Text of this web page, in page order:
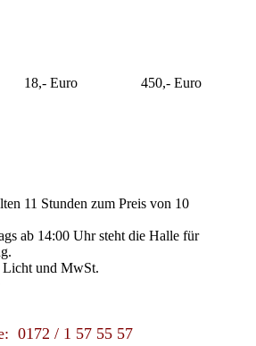
18,- Euro 450,- Euro
11 Stunden zum Preis von 10
ab 14:00 Uhr steht die Halle für
Licht und MwSt.
0172 / 1 57 55 57